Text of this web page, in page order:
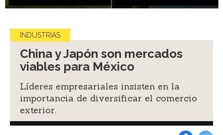
INDUSTRIAS
China y Japón son mercados
viables para México
Líderes empresariales insisten en la
importancia de diversificar el comercio
exterior.